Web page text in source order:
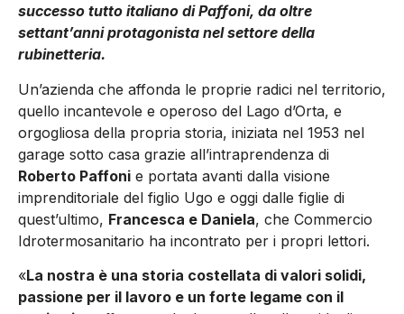
successo tutto italiano di Paffoni, da oltre
settant’anni protagonista nel settore della
rubinetteria.
Un’azienda che affonda le proprie radici nel territorio,
quello incantevole e operoso del Lago d’Orta, e
orgogliosa della propria storia, iniziata nel 1953 nel
garage sotto casa grazie all’intraprendenza di
Roberto Paffoni e portata avanti dalla visione
imprenditoriale del figlio Ugo e oggi dalle figlie di
quest’ultimo, Francesca e Daniela, che Commercio
Idrotermosanitario ha incontrato per i propri lettori.
«La nostra è una storia costellata di valori solidi,
passione per il lavoro e un forte legame con il